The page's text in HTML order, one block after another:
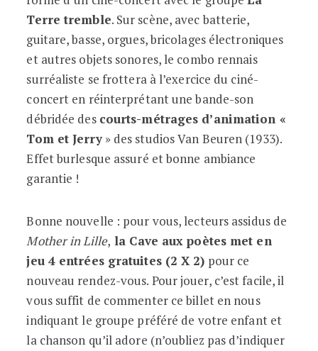
Terre tremble. Sur scène, avec batterie,
guitare, basse, orgues, bricolages électroniques
et autres objets sonores, le combo rennais
surréaliste se frottera à l’exercice du ciné-
concert en réinterprétant une bande-son
débridée des courts-métrages d’animation «
Tom et Jerry» des studios Van Beuren (1933).
Effet burlesque assuré et bonne ambiance
garantie !
Bonne nouvelle : pour vous, lecteurs assidus de
Mother in Lille, la Cave aux poètes met en
jeu 4 entrées gratuites (2 X 2) pour ce
nouveau rendez-vous. Pour jouer, c’est facile, il
vous suffit de commenter ce billet en nous
indiquant le groupe préféré de votre enfant et
la chanson qu’il adore (n’oubliez pas d’indiquer